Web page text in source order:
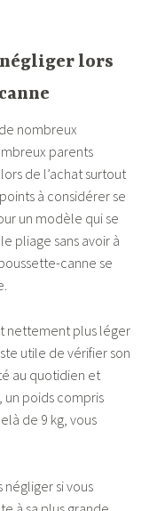
négliger lors
nombreux
parents
de l’achat surtout
à considérer se
un modèle qui se
pliage sans avoir à
canne se
nettement plus léger
utile de vérifier son
au quotidien et
poids compris
de 9 kg, vous
négliger si vous